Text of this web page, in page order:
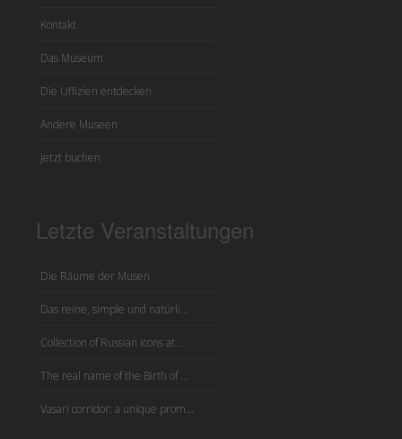
Kontakt
Das Museum
Die Uffizien entdecken
Andere Museen
Jetzt buchen
Letzte Veranstaltungen
Die Räume der Musen
Das reine, simple und natürli...
Collection of Russian icons at...
The real name of the Birth of ...
Vasari corridor: a unique prom...